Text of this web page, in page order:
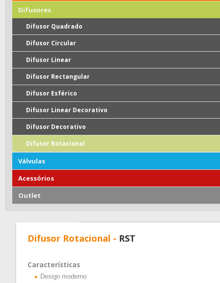
Difusores
Difusor Quadrado
Difusor Circular
Difusor Linear
Difusor Rectangular
Difusor Esférico
Difusor Linear Decorativo
Difusor Decorativo
Difusor Rotacional
Válvulas
Acessórios
Outlet
Difusor Rotacional - RST
Características
Design moderno